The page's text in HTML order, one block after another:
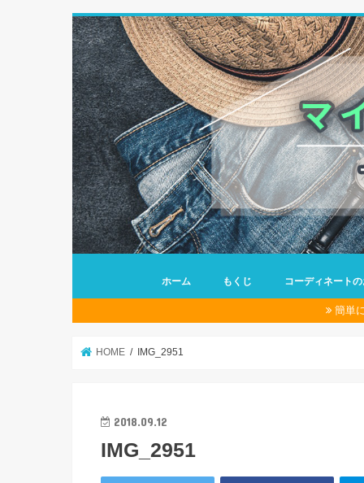
ホーム もくじ コーディネート
簡単
HOME IMG_2951
2018.09.12
IMG_2951